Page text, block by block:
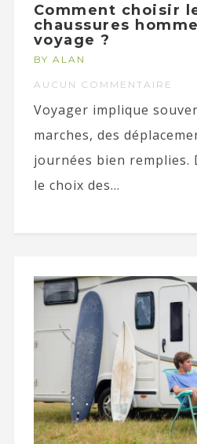
Comment choisir
chaussures
voyage ?
BY ALAN
AUCUN COMMENTAIRE
Voyager implique
marches, des
journées bien remplies.
le choix des...